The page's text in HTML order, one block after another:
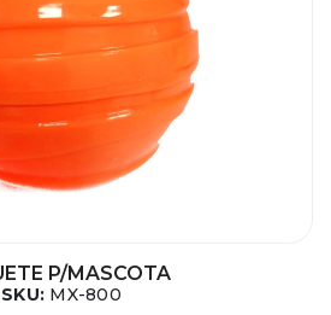
P/MASCOTA
SKU: MX-800